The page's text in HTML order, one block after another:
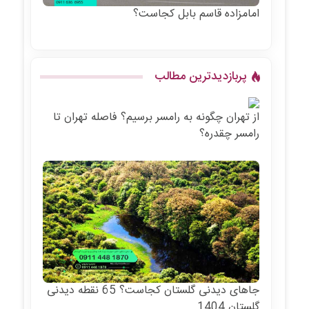
امامزاده قاسم بابل کجاست؟
پربازدیدترین مطالب
از تهران چگونه به رامسر برسیم؟ فاصله تهران تا
رامسر چقدره؟
جاهای دیدنی گلستان کجاست؟ 65 نقطه دیدنی